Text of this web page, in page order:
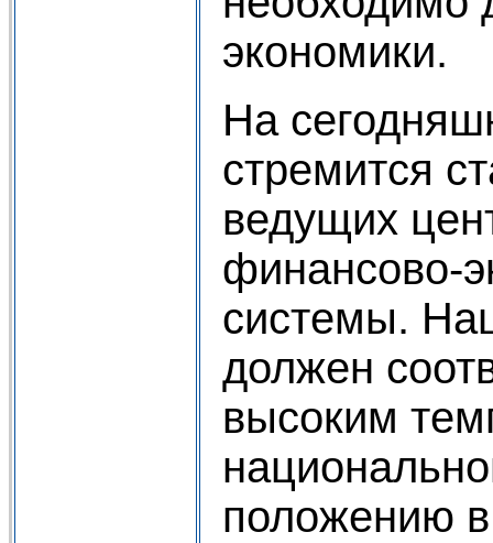
экономики.
На
стремится
ведущих
финансово-
системы.
должен
высоким
положению